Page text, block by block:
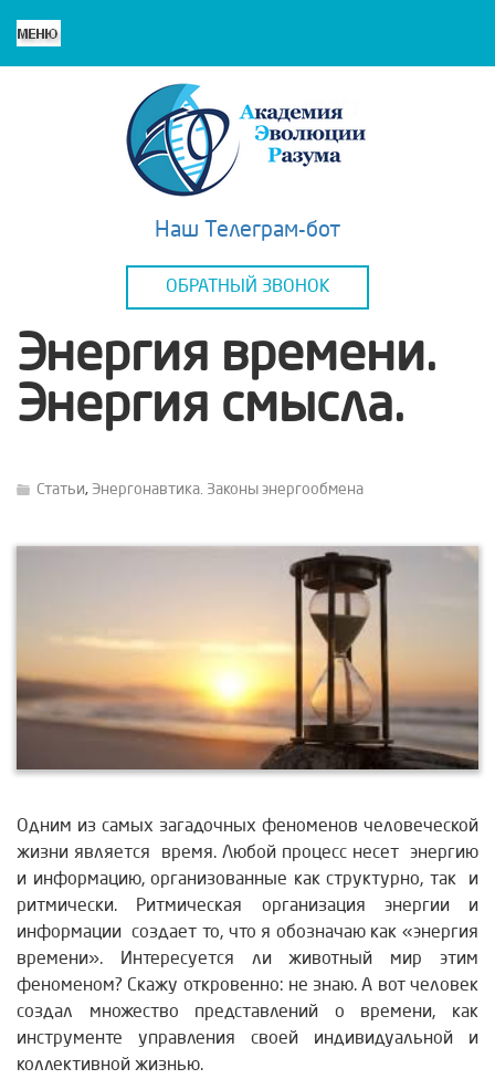
Наш Телеграм-бот
ОБРАТНЫЙ ЗВОНОК
Энергия времени.
Энергия смысла.
Статьи, Энергонавтика. Законы энергообмена
Одним из самых загадочных феноменов человеческой
жизни является время. Любой процесс несет энергию
и информацию, организованные как структурно, так и
ритмически. Ритмическая организация энергии и
информации создает то, что я обозначаю как «энергия
времени». Интересуется ли животный мир этим
феноменом? Скажу откровенно: не знаю. А вот человек
создал множество представлений о времени, как
инструменте управления своей индивидуальной и
коллективной жизнью.